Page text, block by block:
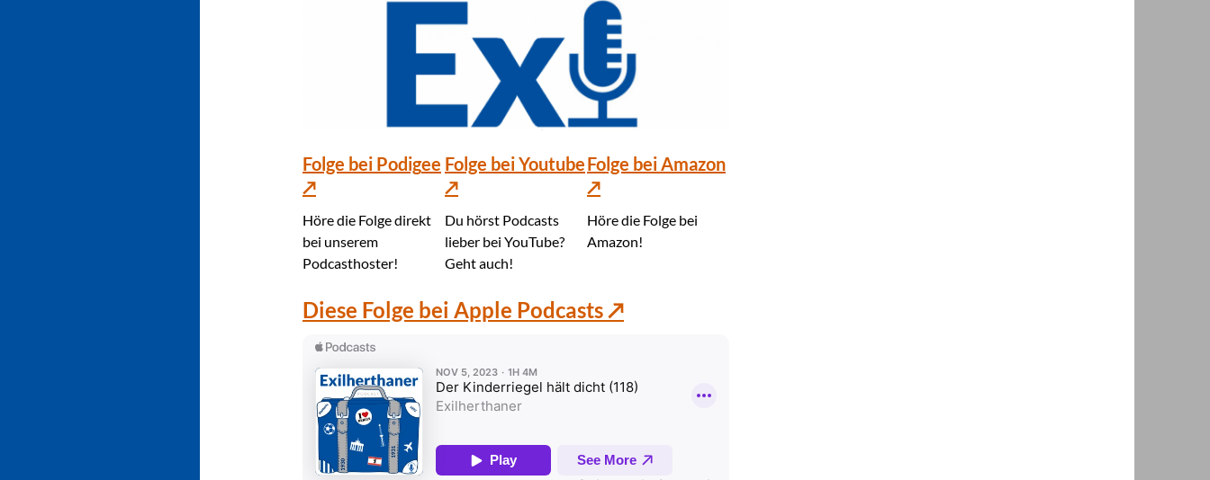
Folge bei Podigee
↗
Höre die Folge direkt
bei unserem
Podcasthoster!
Folge bei Youtube
↗
Du hörst Podcasts
lieber bei YouTube?
Geht auch!
Folge bei Amazon
↗
Höre die Folge bei
Amazon!
Diese Folge bei Apple Podcasts ↗